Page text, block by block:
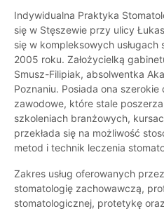
Indywidualna Praktyka
się w Stęszewie przy ulicy
się w kompleksowych
2005 roku. Założycielką
Smusz-Filipiak, absolwentka
Poznaniu. Posiada ona
zawodowe, które stale
szkoleniach branżowych,
przekłada się na możliwość
metod i technik leczenia
Zakres usług oferowanych
stomatologię zachowawczą,
stomatologicznej, protetykę